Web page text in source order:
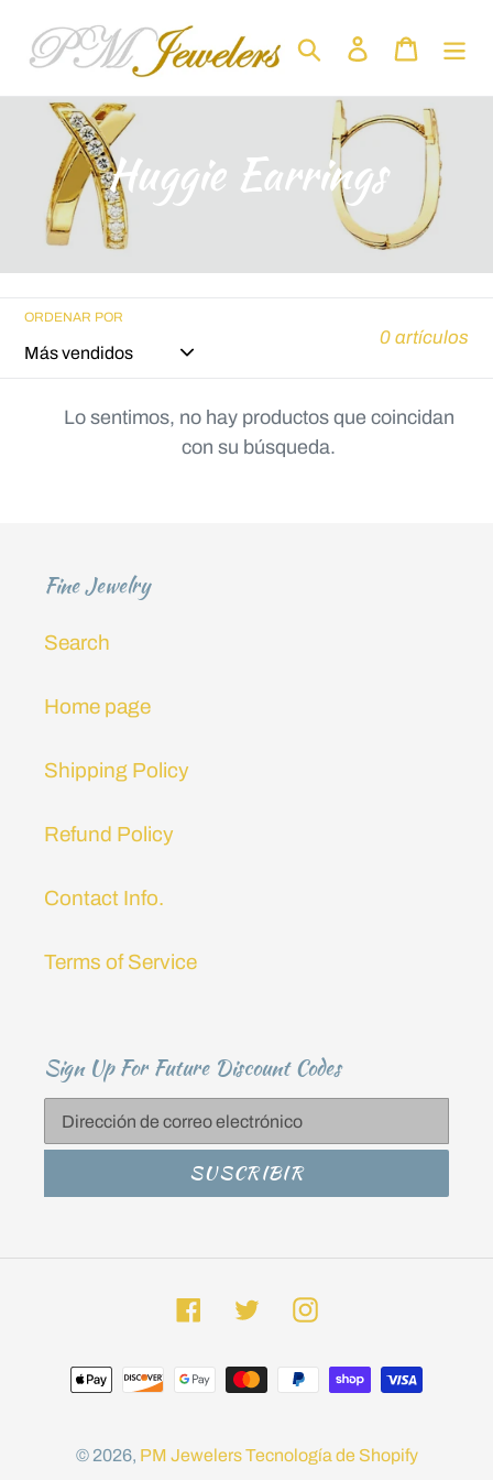
directamente
contenido
Buscar IngresarCarrito
C
o
l
e
c
n
:
Huggie Earrings
ORDENAR POR
0 artículos
Lo sentimos, no hay productos que coincidan
con su búsqueda.
Fine Jewelry
Search
Home page
Shipping Policy
Refund Policy
Contact Info.
Terms of Service
Sign Up For Future Discount Codes
SUSCRIBIR
Facebook
TwitterInstagram
Métodos
© 2026, PM JewelersTecnología de Shopify